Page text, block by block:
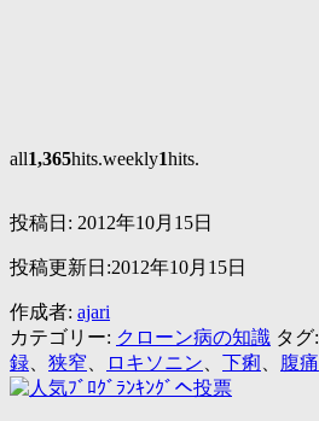
all1,365hits.weekly1hits.
投稿日: 2012年10月15日
投稿更新日:2012年10月15日
作成者: ajari
カテゴリー: クローン病の知識 タグ:
録
狭窄 ロキソニン 下痢 腹痛